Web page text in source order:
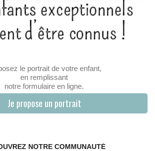
le portrait de votre enfant,
en remplissant
notre formulaire en ligne.
Je propose un portrait
NOTRE COMMUNAUTÉ